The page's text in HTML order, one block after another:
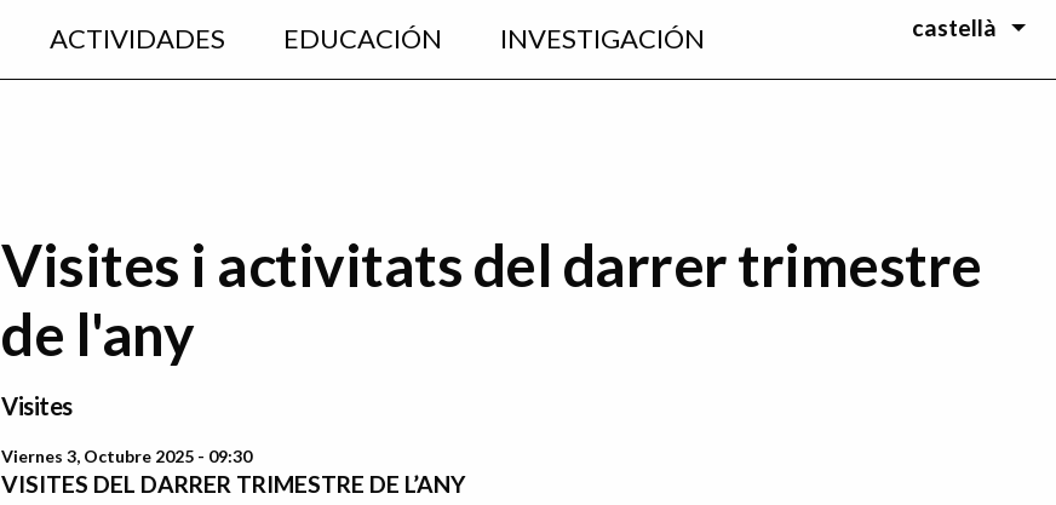
ACTIVIDADES EDUCACIÓN INVESTIGACIÓN castellà
Visites i activitats del darrer trimestre
de l'any
Visites
Viernes 3, Octubre 2025 - 09:30
VISITES DEL DARRER TRIMESTRE DE L’ANY